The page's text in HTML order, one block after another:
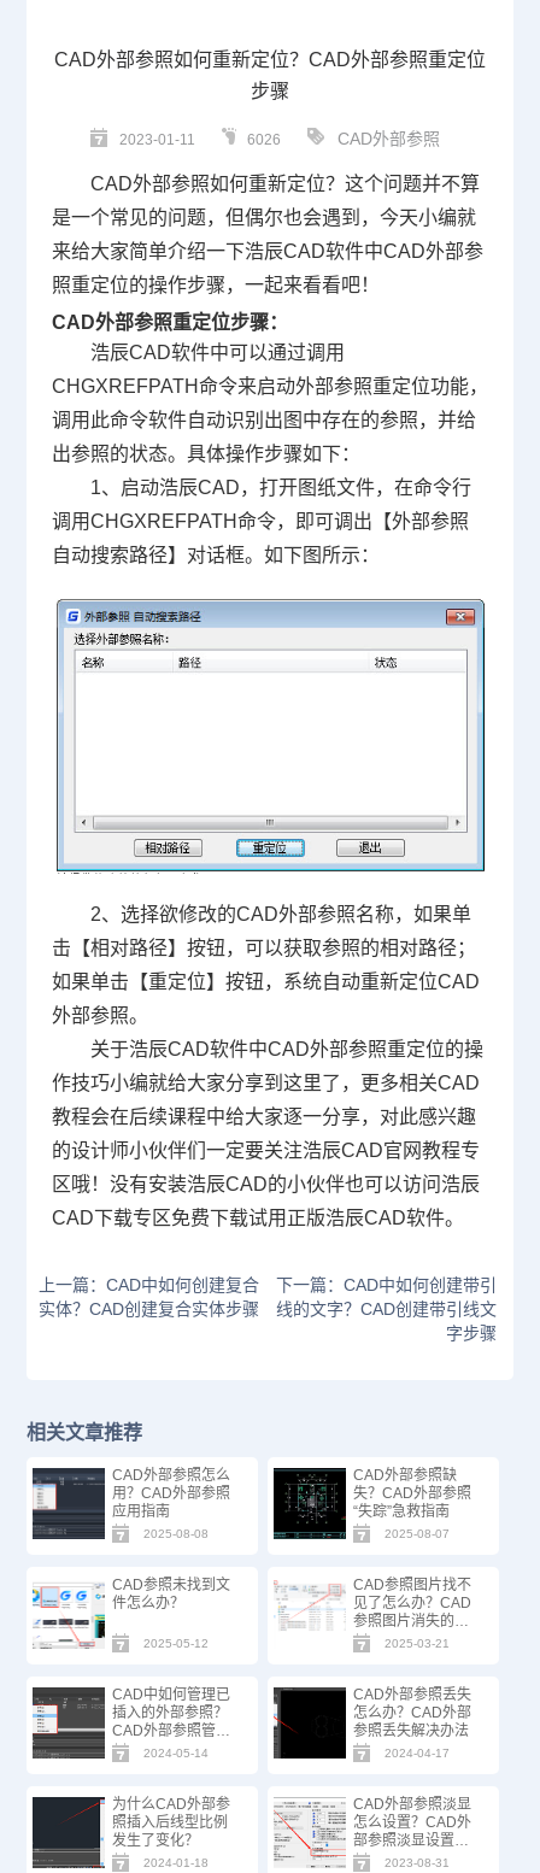
CAD外部参照如何重新定位？CAD外部参照重定位
步骤
2023-01-11 6026 CAD外部参照
CAD外部参照如何重新定位？这个问题并不算
是一个常见的问题，但偶尔也会遇到，今天小编就
来给大家简单介绍一下浩辰CAD软件中CAD外部参
照重定位的操作步骤，一起来看看吧！
CAD外部参照重定位步骤：
浩辰CAD软件中可以通过调用
CHGXREFPATH命令来启动外部参照重定位功能，
调用此命令软件自动识别出图中存在的参照，并给
出参照的状态。具体操作步骤如下：
1、启动浩辰CAD，打开图纸文件，在命令行
调用CHGXREFPATH命令，即可调出【外部参照
自动搜索路径】对话框。如下图所示：
2、选择欲修改的CAD外部参照名称，如果单
击【相对路径】按钮，可以获取参照的相对路径；
如果单击【重定位】按钮，系统自动重新定位CAD
外部参照。
关于浩辰CAD软件中CAD外部参照重定位的操
作技巧小编就给大家分享到这里了，更多相关CAD
教程会在后续课程中给大家逐一分享，对此感兴趣
的设计师小伙伴们一定要关注浩辰CAD官网教程专
区哦！没有安装浩辰CAD的小伙伴也可以访问浩辰
CAD下载专区免费下载试用正版浩辰CAD软件。
上一篇：CAD中如何创建复合
实体？CAD创建复合实体步骤
下一篇：CAD中如何创建带引
线的文字？CAD创建带引线文
字步骤
相关文章推荐
CAD外部参照怎么
用？CAD外部参照
应用指南
2025-08-08
CAD外部参照缺
失？CAD外部参照
“失踪”急救指南
2025-08-07
CAD参照未找到文
件怎么办？
2025-05-12
CAD参照图片找不
见了怎么办？CAD
参照图片消失的解
决办法2025-03-21
CAD中如何管理已
插入的外部参照？
CAD外部参照管理
技巧
2024-05-14
CAD外部参照丢失
怎么办？CAD外部
参照丢失解决办法
2024-04-17
为什么CAD外部参
照插入后线型比例
发生了变化？
2024-01-18
CAD外部参照淡显
怎么设置？CAD外
部参照淡显设置方
法
2023-08-31